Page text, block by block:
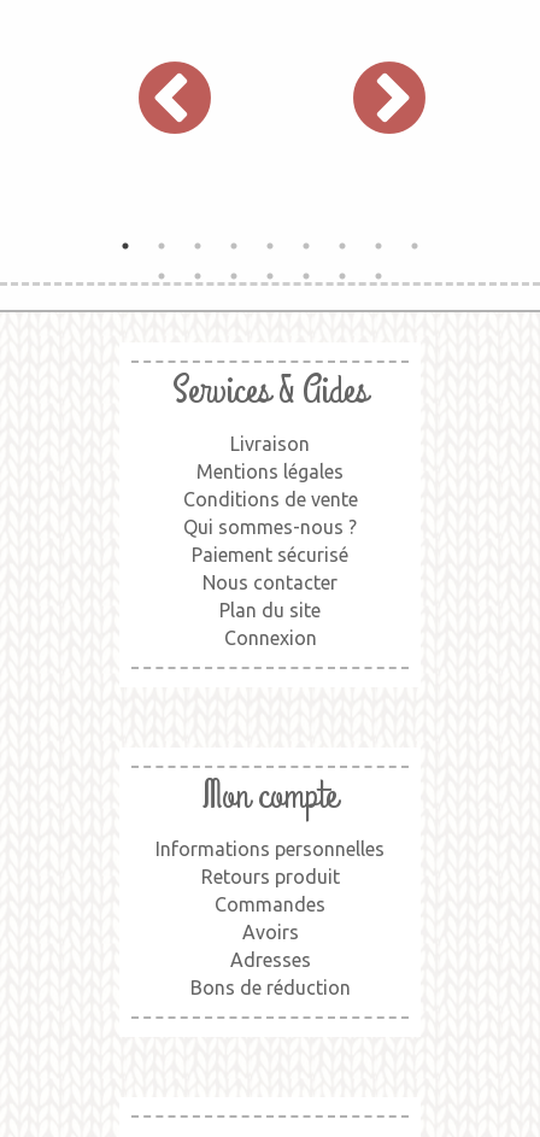
Services & Aides
Livraison
Mentions légales
Conditions de vente
Qui sommes-nous ?
Paiement sécurisé
Nous contacter
Plan du site
Connexion
Mon compte
Informations personnelles
Retours produit
Commandes
Avoirs
Adresses
Bons de réduction